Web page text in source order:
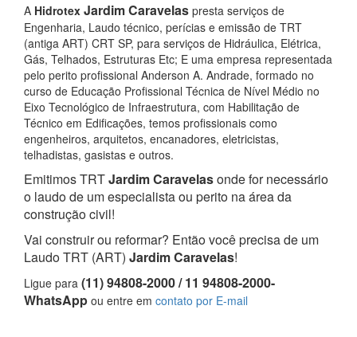
A Hidrotex Jardim Caravelas presta serviços de
Engenharia, Laudo técnico, perícias e emissão de TRT
(antiga ART) CRT SP, para serviços de Hidráulica, Elétrica,
Gás, Telhados, Estruturas Etc; E uma empresa representada
pelo perito profissional Anderson A. Andrade, formado no
curso de Educação Profissional Técnica de Nível Médio no
Eixo Tecnológico de Infraestrutura, com Habilitação de
Técnico em Edificações, temos profissionais como
engenheiros, arquitetos, encanadores, eletricistas,
telhadistas, gasistas e outros.
Emitimos TRTJardim Caravelasonde for necessário
o laudo de um especialista ou perito na área da
construção civil!
Vai construir ou reformar? Então você precisa de um
Laudo TRT (ART) Jardim Caravelas!
Ligue para (11) 94808-2000 / 11 94808-2000-
WhatsApp ou entre em contato por E-mail